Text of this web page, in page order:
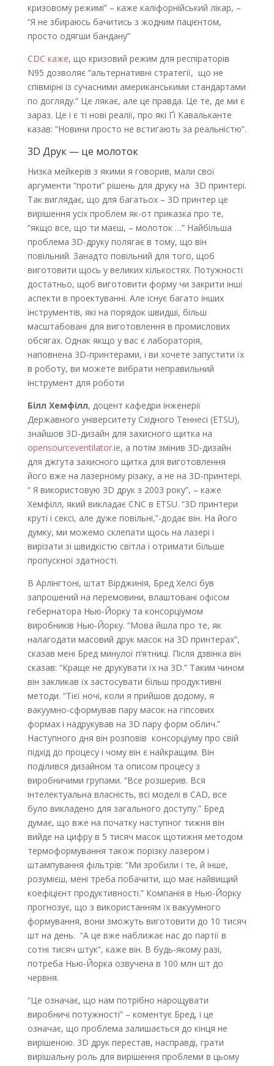
кризовому режимі” – каже каліфорнійський лікар, –
“Я не збираюсь бачитись з жодним пацієнтом,
просто одягши бандану”
СDC каже, що кризовий режим для респіраторів
N95 дозволяє “альтернативні стратегії, що не
співмірні із сучасними американськими стандартами
по догляду.” Це лякає, але це правда. Це те, де ми є
зараз. Це і є ті нові реалії, про які Ґі Кавальканте
казав: “Новини просто не встигають за реальністю”.
3D Друк — це молоток
Низка мейкерів з якими я говорив, мали свої
аргументи “проти” рішень для друку на 3D принтері.
Так виглядає, що для багатьох – 3D принтер це
вирішення усіх проблем як-от приказка про те,
“якщо все, що ти маєш, – молоток …” Найбільша
проблема 3D-друку полягає в тому, що він
повільний. Занадто повільний для того, щоб
виготовити щось у великих кількостях. Потужності
достатньо, щоб виготовити форму чи закрити інші
аспекти в проектуванні. Але існує багато інших
інструментів, які на порядок швидші, більш
масштабовані для виготовлення в промислових
обсягах. Однак якщо у вас є лабораторія,
наповнена 3D-принтерами, і ви хочете запустити їх
в роботу, ви можете вибрати неправильний
інструмент для роботи
Білл Хемфілл, доцент кафедри інженерії
Державного університету Східного Теннесі (ETSU),
знайшов 3D-дизайн для захисного щитка на
opensourceventilator.ie, а потім змінив 3D-дизайн
для джгута захисного щитка для виготовлення
його вже на лазерному різаку, а не на 3D-принтері.
“ Я використовую 3D друк з 2003 року”, – каже
Хемфілл, який викладає CNC в ETSU. “3D принтери
круті і сексі, але дуже повільні,”-додає він. На його
думку, ми можемо склепати щось на лазері і
вирізати зі швидкістю світла і отримати більше
пропускної здатності.
В Арлінгтоні, штат Вірджинія, Бред Хелсі був
запрошений на перемовини, влаштовані офісом
гебернатора Нью-Йорку та консорціумом
виробників Нью-Йорку. “Мова йшла про те, як
налагодати масовий друк масок на 3D принтерах”,
сказав мені Бред минулої п’ятниці. Після дзвінка він
сказав: “Краще не друкувати їх на 3D.” Таким чином
він закликав їх застосувати більш продуктивні
методи. “Тієї ночі, коли я прийшов додому, я
вакуумно-сформував пару масок на гіпсових
формах і надрукував на 3D пару форм облич.”
Наступного дня він розповів консорціуму про свій
підхід до процесу і чому він є найкращим. Він
поділився дизайном та описом процесу з
виробничими групами. “Все розшерив. Вся
інтелектуальна власність, всі моделі в CAD, все
було викладено для загального доступу.” Бред
думає, що вже на початку наступног тижня він
вийде на цифру в 5 тисяч масок щотижня методом
термоформування також порізку лазером і
штампування фільтрів: “Ми зробили і те, й інше,
розумієш, мені треба побачити, що має найвищий
коефіцієнт продуктивності.” Компанія в Нью-Йорку
прогнозує, що з використанням їх вакуумного
формування, вони зможуть виготовити до 10 тисяч
шт на день. “А це вже наближає нас до партії в
сотні тисяч штук”, каже він. В будь-якому разі,
потреба Нью-Йорка озвучена в 100 млн шт до
червня.
“Це означає, що нам потрібно нарощувати
виробничі потужності” – коментує Бред, і це
означає, що проблема залишається до кінця не
вирішеною. 3D друк перестав, насправді, грати
вирішальну роль для вирішення проблеми в цьому